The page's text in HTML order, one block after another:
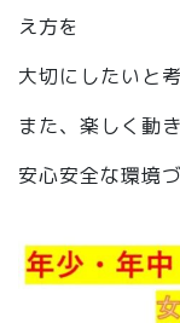
え方を
大切にしたいと
また、楽しく動
安心安全な環境